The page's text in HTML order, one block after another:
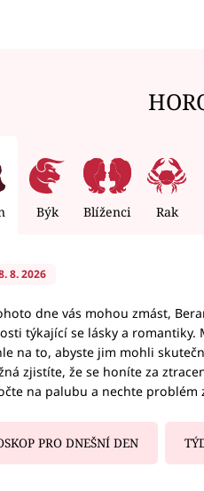
Býk Blíženci Rak
8. 2026
dne vás mohou zmást,
týkající se lásky a romantiky.
na to, abyste jim mohli
zjistíte, že se honíte za
na palubu a nechte problém
PRO DNEŠNÍ DEN